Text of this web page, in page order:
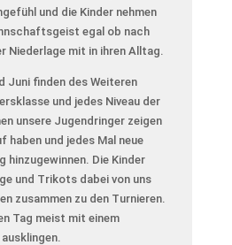
und die Kinder nehmen
egal ob nach
Niederlage mit in ihren Alltag.
Juni finden des Weiteren
und jedes Niveau der
unsere Jugendringer zeigen
haben und jedes Mal neue
Die Kinder
und Trikots dabei von uns
zusammen zu den Turnieren.
Tag meist mit einem